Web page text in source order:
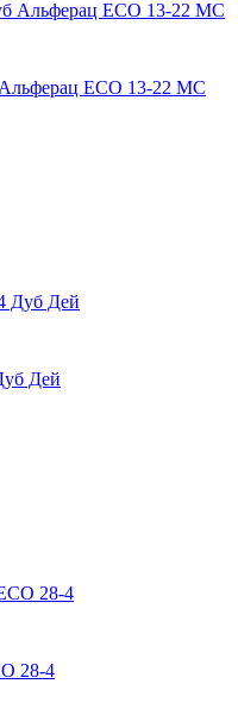
ЕСО 13-22 MC
Дей
28-4